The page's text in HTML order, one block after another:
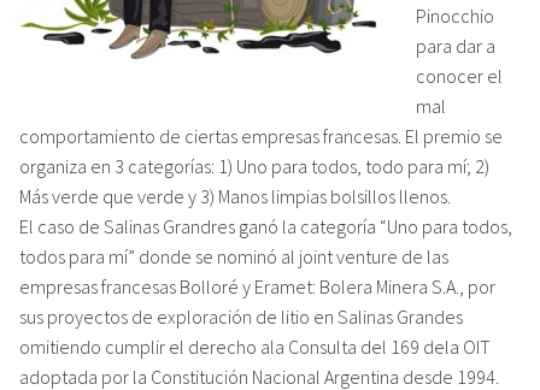
Pinocchio
para dar a
conocer el
mal
comportamiento de ciertas empresas francesas. El premio se
organiza en 3 categorías: 1) Uno para todos, todo para mí; 2)
Más verde que verde y 3) Manos limpias bolsillos llenos.
El caso de Salinas Grandres ganó la categoría “Uno para todos,
todos para mí” donde se nominó al joint venture de las
empresas francesas Bolloré y Eramet: Bolera Minera S.A., por
sus proyectos de exploración de litio en Salinas Grandes
omitiendo cumplir el derecho ala Consulta del 169 dela OIT
adoptada por la Constitución Nacional Argentina desde 1994.